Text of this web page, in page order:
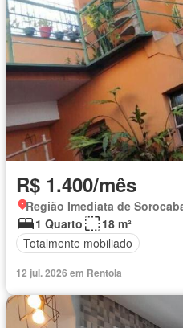
R$ 1.400/mês
1 Quarto
18 m²
Totalmente mobiliado
12 jul. 2026 em Rentola